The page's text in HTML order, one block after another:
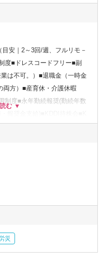
安｜2～3回/週、フルリモ－
度■ドレスコードフリー■副
は不可。）■退職金（一時金
両方）■産育休・介護休暇
制度■永年勤続報奨(勤続年数
度：死亡保険金、災害見舞
険）■総合福祉団体定期保険
フルエンザ予防接種費用補助
災